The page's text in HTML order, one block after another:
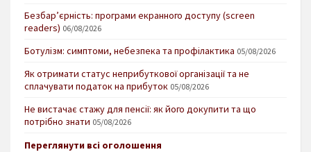
Безбар’єрність: програми екранного доступу (screen
readers) 06/08/2026
Ботулізм: симптоми, небезпека та профілактика 05/08/2026
Як отримати статус неприбуткової організації та не
сплачувати податок на прибуток 05/08/2026
Не вистачає стажу для пенсії: як його докупити та що
потрібно знати 05/08/2026
Переглянути всі оголошення